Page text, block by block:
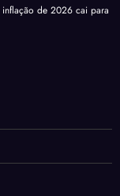
de 2026 cai para